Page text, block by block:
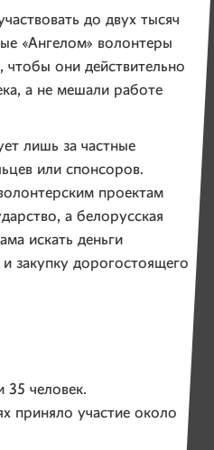
до двух тысяч
«Ангелом» волонтеры
они действительно
а не мешали работе
лишь за частные
или спонсоров.
проектам
а белорусская
искать деньги
закупку дорогостоящего
35 человек.
приняло участие около